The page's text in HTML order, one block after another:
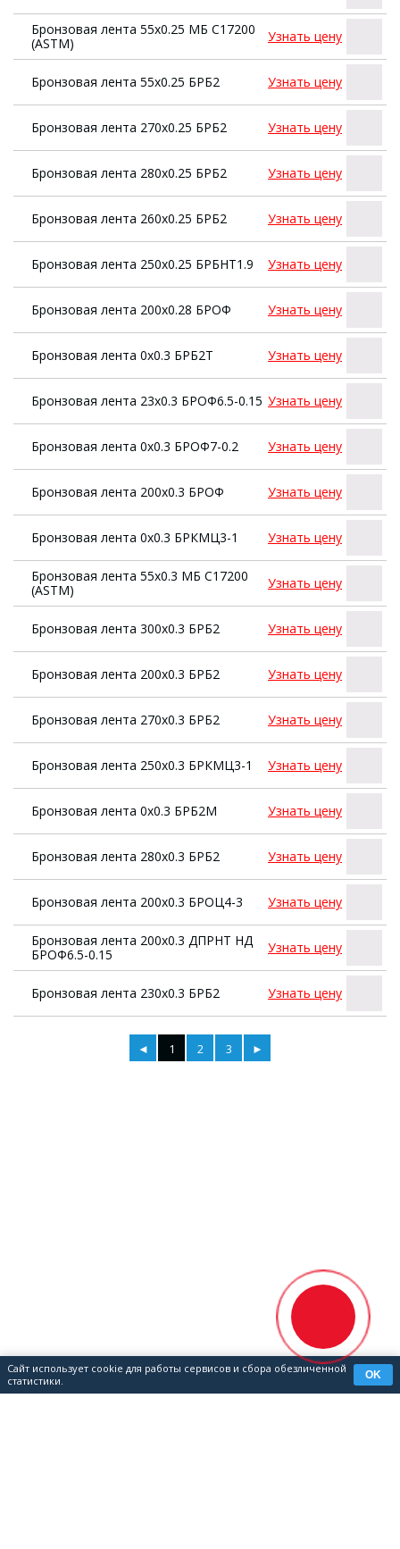
Сайт использует cookie для работы сервисов и сбора обезличенной
статистики.
OK
Бронзовая лента 55х0.25 МБ С17200
(АSТМ)
Узнать цену
Бронзовая лента 55х0.25 БРБ2 Узнать цену
Бронзовая лента 270х0.25 БРБ2 Узнать цену
Бронзовая лента 280х0.25 БРБ2 Узнать цену
Бронзовая лента 260х0.25 БРБ2 Узнать цену
Бронзовая лента 250х0.25 БРБНТ1.9 Узнать цену
Бронзовая лента 200х0.28 БРОФ Узнать цену
Бронзовая лента 0х0.3 БРБ2Т Узнать цену
Бронзовая лента 23х0.3 БРОФ6.5-0.15 Узнать цену
Бронзовая лента 0х0.3 БРОФ7-0.2 Узнать цену
Бронзовая лента 200х0.3 БРОФ Узнать цену
Бронзовая лента 0х0.3 БРКМЦ3-1 Узнать цену
Бронзовая лента 55х0.3 МБ С17200
(АSТМ)
Узнать цену
Бронзовая лента 300х0.3 БРБ2 Узнать цену
Бронзовая лента 200х0.3 БРБ2 Узнать цену
Бронзовая лента 270х0.3 БРБ2 Узнать цену
Бронзовая лента 250х0.3 БРКМЦ3-1 Узнать цену
Бронзовая лента 0х0.3 БРБ2М Узнать цену
Бронзовая лента 280х0.3 БРБ2 Узнать цену
Бронзовая лента 200х0.3 БРОЦ4-3 Узнать цену
Бронзовая лента 200х0.3 ДПРНТ НД
БРОФ6.5-0.15
Узнать цену
Бронзовая лента 230х0.3 БРБ2 Узнать цену
◄ 1 2 3 ►